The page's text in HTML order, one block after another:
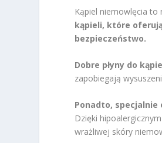
Kąpiel niemowlęcia to
kąpieli, które
bezpieczeństwo.
Dobre płyny do
zapobiegają
Ponadto, specjalnie
Dzięki
wrażliwej skóry